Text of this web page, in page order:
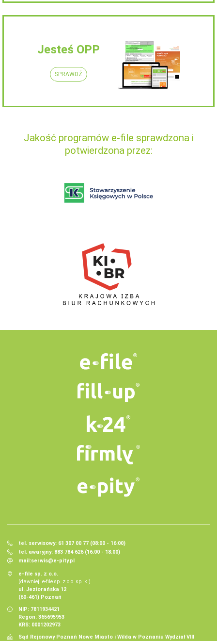
Jesteś OPP
SPRAWDŹ
Jakość programów e-file sprawdzona i
potwierdzona przez:
tel. serwisowy: 61 307 00 77 (08:00 - 16:00)
tel. awaryjny: 883 784 626 (16:00 - 18:00)
mail:serwis@e-pity.pl
e-file sp. z o.o.
(dawniej: e-file sp. z o.o. sp. k.)
ul. Jeziorańska 12
(60-461) Poznań
NIP: 7811934421
Regon: 365695953
KRS: 0001202973
Sąd Rejonowy Poznań Nowe Miasto i Wilda w Poznaniu Wydział VIII